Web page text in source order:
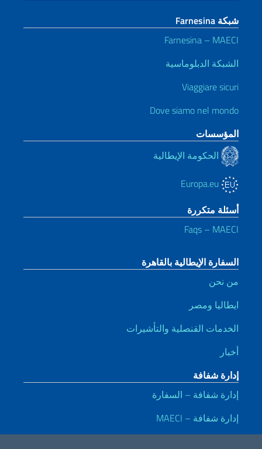
شبكة Farnesina
Farnesina – MAECI
الشبكة الدبلوماسية
Viaggiare sicuri
Dove siamo nel mondo
المؤسسات
الحكومة الإيطالية
أسئلة متكررة
Faqs – MAECI
السفارة الإيطالية بالقاهرة
من نحن
ايطاليا ومصر
الخدمات القنصلية والتأشيرات
أخبار
إدارة شفافة
إدارة شفافة – السفارة
إدارة شفافة – MAECI